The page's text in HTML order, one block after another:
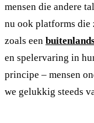
mensen die andere
nu ook platforms die
zoals een
en spelervaring in
principe – mensen
we gelukkig steeds